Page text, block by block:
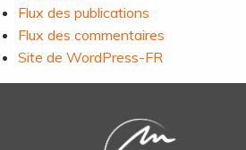
Flux des publications
Flux des commentaires
Site de WordPress-FR